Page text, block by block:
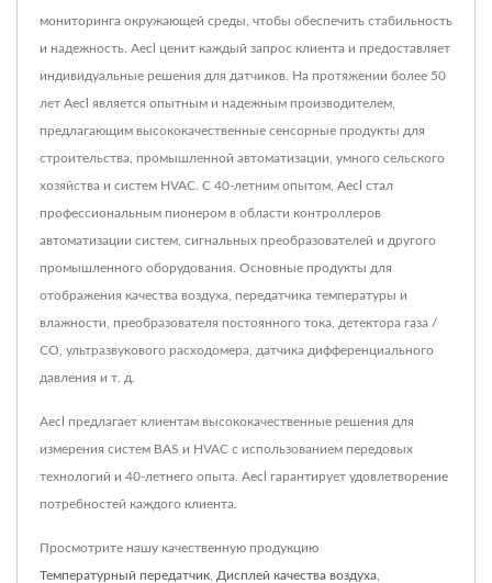
мониторинга окружающей среды, чтобы обеспечить стабильность
и надежность. Aecl ценит каждый запрос клиента и предоставляет
индивидуальные решения для датчиков. На протяжении более 50
лет Aecl является опытным и надежным производителем,
предлагающим высококачественные сенсорные продукты для
строительства, промышленной автоматизации, умного сельского
хозяйства и систем HVAC. С 40-летним опытом, Aecl стал
профессиональным пионером в области контроллеров
автоматизации систем, сигнальных преобразователей и другого
промышленного оборудования. Основные продукты для
отображения качества воздуха, передатчика температуры и
влажности, преобразователя постоянного тока, детектора газа /
CO, ультразвукового расходомера, датчика дифференциального
давления и т. д.
Aecl предлагает клиентам высококачественные решения для
измерения систем BAS и HVAC с использованием передовых
технологий и 40-летнего опыта. Aecl гарантирует удовлетворение
потребностей каждого клиента.
Просмотрите нашу качественную продукцию
Температурный передатчик Дисплей качества воздуха